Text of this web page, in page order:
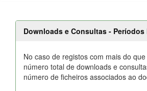
Downloads e Consultas - Períodos
No caso de registos com mais do
número total de downloads e
número de ficheiros associados ao